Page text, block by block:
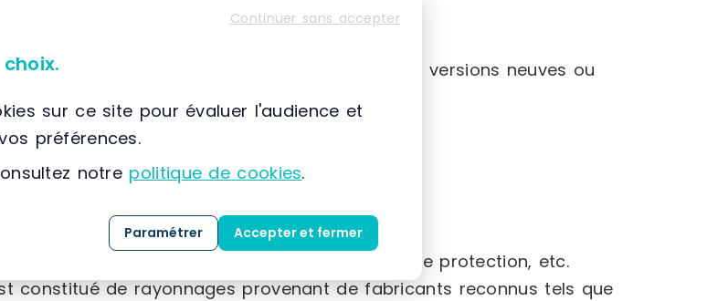
une large gamme de produits, disponibles en versions neuves ou
à palettes
à archives
divers : platelages filaires, sabots, barrières de protection, etc.
constitué de rayonnages provenant de fabricants reconnus tels que
Continuer sans accepter
sur ce site pour évaluer l'audience et
préférences.
notre politique de cookies.
Paramétrer Accepter et fermer